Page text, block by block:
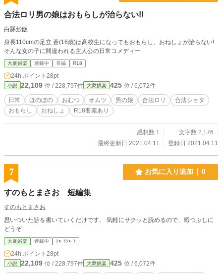
合法ロリ男の娘はおもらしが治らない!!
白豚炒飯
身長110cmの足立 蒼(16歳)は高校生になってもおもらし、おねしょが治らない!
そんな女の子に間違われる主人公の日常コメディー
大衆娯楽 連載中 長編 R18
24h.ポイント 28pt
小説 22,109 位 / 228,797件 大衆娯楽 425 位 / 6,072件
日常 ほのぼの おむつ オムツ 男の娘 合法ロリ
合法ショタ
おもらし
おねしょ R18要素あり
感想数 1
文字数 2,176
最終更新日 2021.04.11
登録日 2021.04.11
7 お気に入り追加 0
すのもとまさお 短編集
すのもとまさお
思いついた話を書いていくだけです。 気軽にサクッと読めるので、暇つぶしに
どうぞ
大衆娯楽 連載中 ｼｮｰﾄｼｮｰﾄ
24h.ポイント 28pt
小説 22,109 位 / 228,797件 大衆娯楽 425 位 / 6,072件